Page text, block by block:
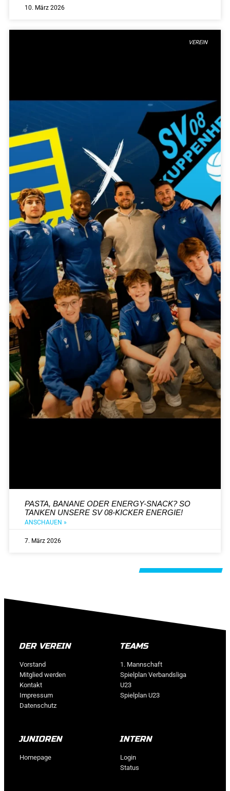
10. März 2026
VEREIN
PASTA, BANANE ODER ENERGY-SNACK? SO
TANKEN UNSERE SV 08-KICKER ENERGIE!
ANSCHAUEN »
7. März 2026
DER VEREIN
Vorstand
Mitglied werden
Kontakt
Impressum
Datenschutz
TEAMS
1. Mannschaft
Spielplan Verbandsliga
U23
Spielplan U23
JUNIOREN
Homepage
INTERN
Login
Status